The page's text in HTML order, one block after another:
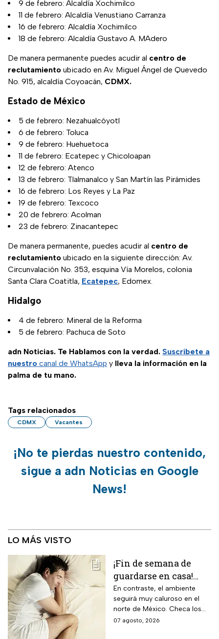
9 de febrero: Alcaldía Xochimilco
11 de febrero: Alcaldía Venustiano Carranza
16 de febrero: Alcaldía Xochimilco
18 de febrero: Alcaldía Gustavo A. MAdero
De manera permanente puedes acudir al centro de
reclutamiento ubicado en Av. Miguel Ángel de Quevedo
No. 915, alcaldía Coyoacán, CDMX.
Estado de México
5 de febrero: Nezahualcóyotl
6 de febrero: Toluca
9 de febrero: Huehuetoca
11 de febrero: Ecatepec y Chicoloapan
12 de febrero: Atenco
13 de febrero: Tlalmanalco y San Martín las Pirámides
16 de febrero: Los Reyes y La Paz
19 de febrero: Texcoco
20 de febrero: Acolman
23 de febrero: Zinacantepec
De manera permanente, puedes acudir al centro de
reclutamiento ubicado en la siguiente dirección: Av.
Circunvalación No. 353, esquina Vía Morelos, colonia
Santa Clara Coatitla, Ecatepec, Edomex.
Hidalgo
4 de febrero: Mineral de la Reforma
5 de febrero: Pachuca de Soto
adn Noticias. Te Hablamos con la verdad. Suscríbete a
nuestro canal de WhatsApp y lleva la información en la
palma de tu mano.
Tags relacionados
CDMX Vacantes
¡No te pierdas nuestro contenido,
sigue a adn Noticias en Google
News!
LO MÁS VISTO
¡Fin de semana de
guardarse en casa!
Monzón mexicano
dejará lluvias
intensas en estos
estados; así estará el
En contraste, el ambiente
seguirá muy caluroso en el
norte de México. Checa los
detalles y toma precauciones.
07 agosto, 2026